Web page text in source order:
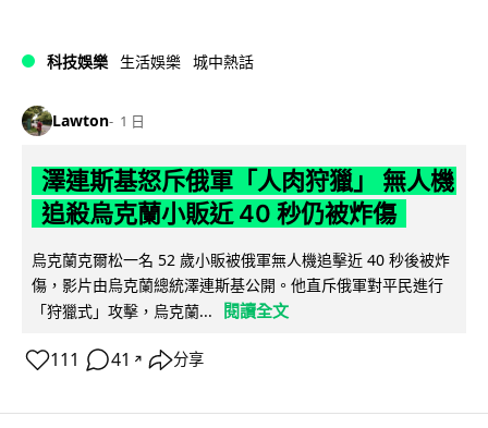
科技娛樂 生活娛樂 城中熱話
Lawton 1 日
澤連斯基怒斥俄軍「人肉狩獵」 無人機
追殺烏克蘭小販近 40 秒仍被炸傷
烏克蘭克爾松一名 52 歲小販被俄軍無人機追擊近 40 秒後被炸
傷，影片由烏克蘭總統澤連斯基公開。他直斥俄軍對平民進行
「狩獵式」攻擊，烏克蘭...
閱讀全文
111 41 ↗ 分享